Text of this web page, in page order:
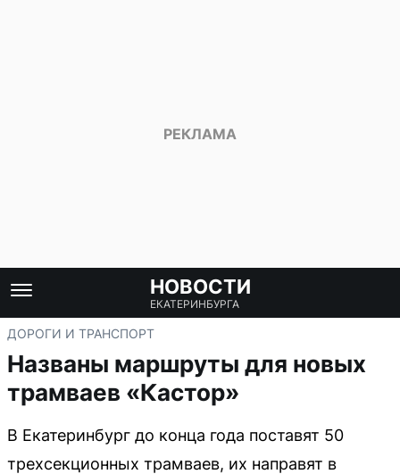
НОВОСТИ
ЕКАТЕРИНБУРГА
ДОРОГИ И ТРАНСПОРТ
Названы маршруты для новых
трамваев «Кастор»
В Екатеринбург до конца года поставят 50
трехсекционных трамваев, их направят в